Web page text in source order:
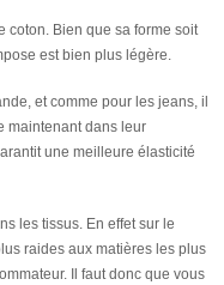
coton. Bien que sa forme soit
est bien plus légère.
et comme pour les jeans, il
maintenant dans leur
une meilleure élasticité
les tissus. En effet sur le
raides aux matières les plus
Il faut donc que vous